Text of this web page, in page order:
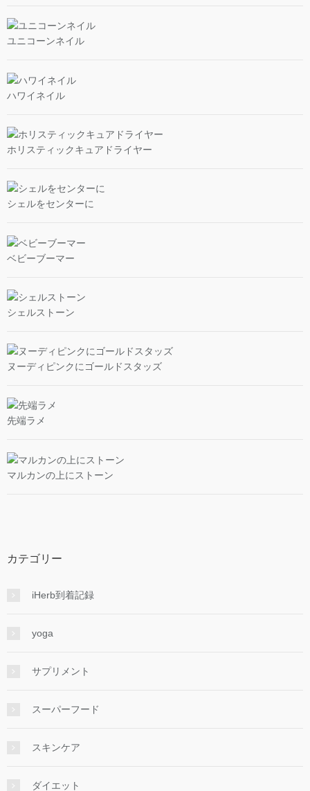
ユニコーンネイル
ハワイネイル
ホリスティックキュアドライヤー
シェルをセンターに
ベビーブーマー
シェルストーン
ヌーディピンクにゴールドスタッズ
先端ラメ
マルカンの上にストーン
カテゴリー
iHerb到着記録
yoga
サプリメント
スーパーフード
スキンケア
ダイエット